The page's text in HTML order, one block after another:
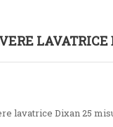
lavatrice Dixan 25